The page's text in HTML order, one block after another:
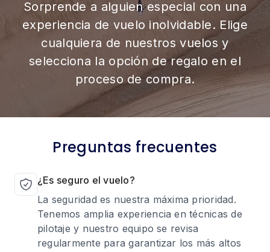
Sorprende a alguien especial con una
experiencia de vuelo inolvidable. Elige
cualquiera de nuestros vuelos y
selecciona la opción de regalo en el
proceso de compra.
Preguntas frecuentes
¿Es seguro el vuelo?
La seguridad es nuestra máxima prioridad.
Tenemos amplia experiencia en técnicas de
pilotaje y nuestro equipo se revisa
regularmente para garantizar los más altos